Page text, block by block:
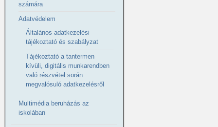
számára
Adatvédelem
Általános adatkezelési
tájékoztató és szabályzat
Tájékoztató a tantermen
kívüli, digitális munkarendben
való részvétel során
megvalósuló adatkezelésről
Multimédia beruházás az
iskolában